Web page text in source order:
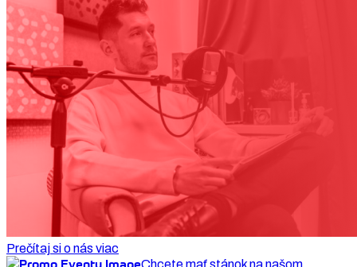
Prečítaj si o nás viac
Chcete mať stánok na našom